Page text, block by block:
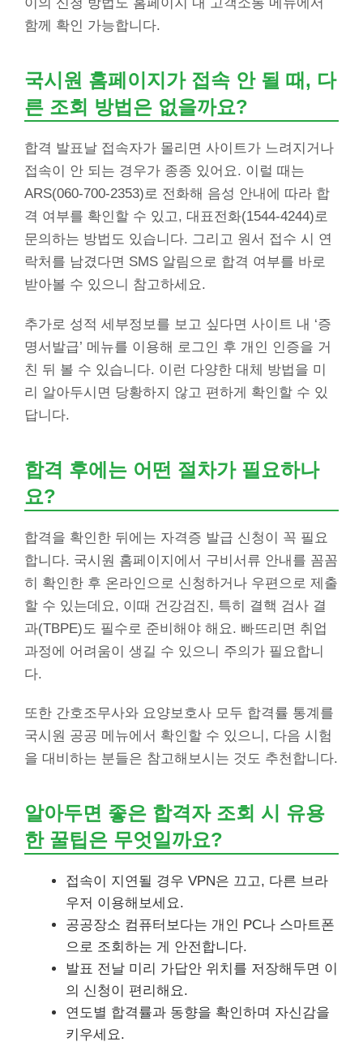
함께 확인 가능합니다.
국시원 홈페이지가 접속 안 될 때, 다
른 조회 방법은 없을까요?
합격 발표날 접속자가 몰리면 사이트가 느려지거나
접속이 안 되는 경우가 종종 있어요. 이럴 때는
ARS(060-700-2353)로 전화해 음성 안내에 따라 합
격 여부를 확인할 수 있고, 대표전화(1544-4244)로
문의하는 방법도 있습니다. 그리고 원서 접수 시 연
락처를 남겼다면 SMS 알림으로 합격 여부를 바로
받아볼 수 있으니 참고하세요.
추가로 성적 세부정보를 보고 싶다면 사이트 내 ‘증
명서발급’ 메뉴를 이용해 로그인 후 개인 인증을 거
친 뒤 볼 수 있습니다. 이런 다양한 대체 방법을 미
리 알아두시면 당황하지 않고 편하게 확인할 수 있
답니다.
합격 후에는 어떤 절차가 필요하나
요?
합격을 확인한 뒤에는 자격증 발급 신청이 꼭 필요
합니다. 국시원 홈페이지에서 구비서류 안내를 꼼꼼
히 확인한 후 온라인으로 신청하거나 우편으로 제출
할 수 있는데요, 이때 건강검진, 특히 결핵 검사 결
과(TBPE)도 필수로 준비해야 해요. 빠뜨리면 취업
과정에 어려움이 생길 수 있으니 주의가 필요합니
다.
또한 간호조무사와 요양보호사 모두 합격률 통계를
국시원 공공 메뉴에서 확인할 수 있으니, 다음 시험
을 대비하는 분들은 참고해보시는 것도 추천합니다.
알아두면 좋은 합격자 조회 시 유용
한 꿀팁은 무엇일까요?
접속이 지연될 경우 VPN은 끄고, 다른 브라
우저 이용해보세요.
공공장소 컴퓨터보다는 개인 PC나 스마트폰
으로 조회하는 게 안전합니다.
발표 전날 미리 가답안 위치를 저장해두면 이
의 신청이 편리해요.
연도별 합격률과 동향을 확인하며 자신감을
키우세요.